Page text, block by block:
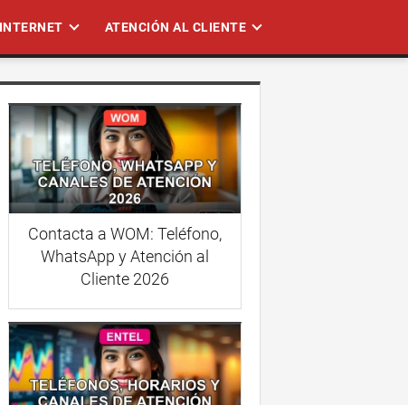
ATENCIÓN AL CLIENTE
Contacta a WOM: Teléfono,
WhatsApp y Atención al
Cliente 2026